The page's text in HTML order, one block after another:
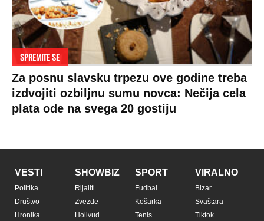
SPREMITE SE
Za posnu slavsku trpezu ove godine treba
izdvojiti ozbiljnu sumu novca: Nečija cela
plata ode na svega 20 gostiju
VESTI
Politika
Društvo
Hronika
SHOWBIZ
Rijaliti
Zvezde
Holivud
SPORT
Fudbal
Košarka
Tenis
VIRALNO
Bizar
Svaštara
Tiktok